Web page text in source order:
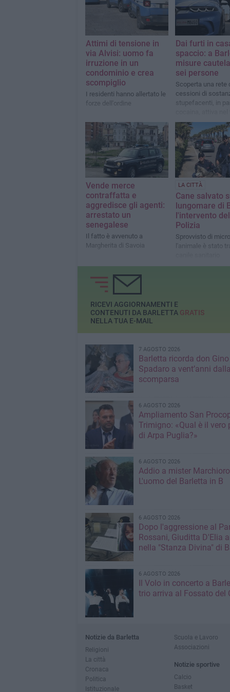
Attimi di tensione in
via Alvisi: uomo fa
irruzione in un
condominio e crea
scompiglio
I residenti hanno allertato le
forze dell'ordine
Dai furti in
spaccio: a
misure
sei persone
Scoperta una rete
cessioni di
stupefacenti, in
barlettano
Vende merce
contraffatta e
aggredisce gli agenti:
arrestato un
senegalese
Il fatto è avvenuto a
Margherita di Savoia
LA CITTÀ
Cane salvato
lungomare di
l'intervento
Polizia
Sprovvisto di
l'animale è stato
RICEVI AGGIORNAMENTI E
CONTENUTI DA BARLETTA GRATIS
NELLA TUA E-MAIL
7 AGOSTO 2026
Barletta ricorda don Gino
Spadaro a vent’anni dalla
scomparsa
6 AGOSTO 2026
Ampliamento San
Trimigno: «Qual è il vero
di Arpa Puglia?»
6 AGOSTO 2026
Addio a mister
L'uomo del Barletta in B
6 AGOSTO 2026
Dopo l'aggressione al
Rossani, Giuditta D'Elia
nella "Stanza Divina" di
6 AGOSTO 2026
Il Volo in concerto a
trio arriva al Fossato del
Notizie da Barletta
Religioni
La città
Cronaca
Politica
Istituzionale
Scuola e Lavoro
Associazioni
Notizie sportive
Calcio
Basket